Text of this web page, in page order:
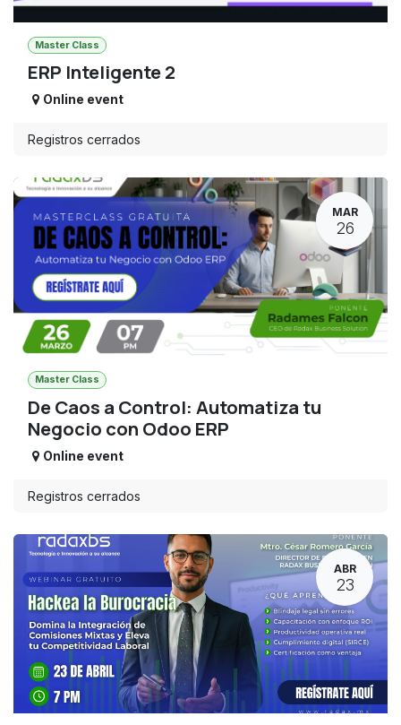
Master Class
ERP Inteligente 2
Online event
Registros cerrados
MAR
26
Master Class
De Caos a Control: Automatiza tu
Negocio con Odoo ERP
Online event
Registros cerrados
ABR
23